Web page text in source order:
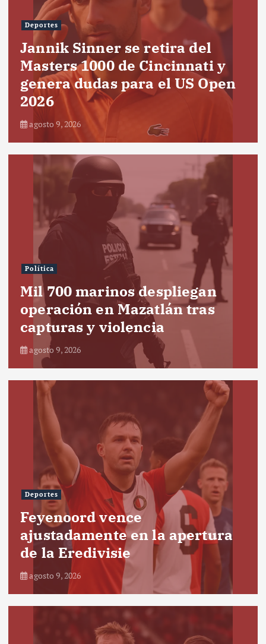
Deportes
Jannik Sinner se retira del
Masters 1000 de Cincinnati y
genera dudas para el US Open
2026
agosto 9, 2026
Política
Mil 700 marinos despliegan
operación en Mazatlán tras
capturas y violencia
agosto 9, 2026
Deportes
Feyenoord vence
ajustadamente en la apertura
de la Eredivisie
agosto 9, 2026